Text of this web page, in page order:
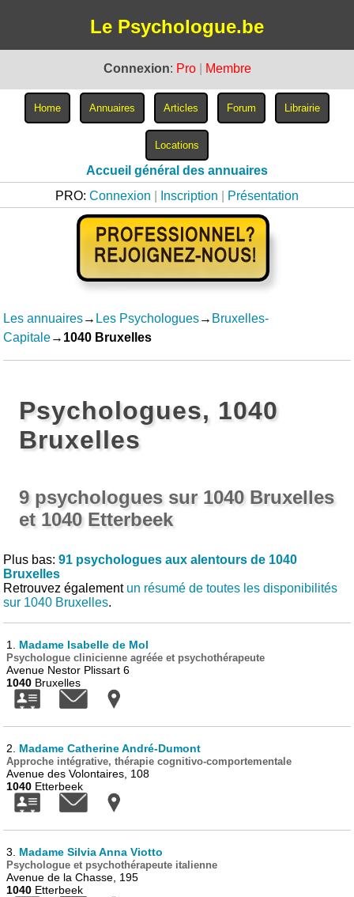
Le Psychologue.be
Connexion: Pro Membre
Accueil général des annuaires
PRO: Connexion Inscription Présentation
Les annuaires→ Les Psychologues→ Bruxelles-
Capitale→ 1040 Bruxelles
Psychologues, 1040
Bruxelles
9 psychologues sur 1040 Bruxelles
et 1040 Etterbeek
Plus bas:91 psychologues aux alentours de 1040
Bruxelles
Retrouvez également un résumé de toutes les disponibilités
sur 1040 Bruxelles.
1. Madame Isabelle de Mol
Psychologue clinicienne agréée et psychothérapeute
Avenue Nestor Plissart 6
1040 Bruxelles
2. Madame Catherine André-Dumont
Approche intégrative, thérapie cognitivo-comportementale
Avenue des Volontaires, 108
1040 Etterbeek
3. Madame Silvia Anna Viotto
Psychologue et psychothérapeute italienne
Avenue de la Chasse, 195
1040 Etterbeek